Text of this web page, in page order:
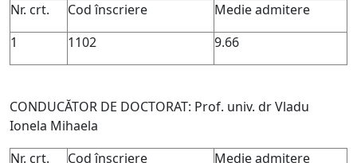
Nr. crt.
Cod înscriere
Medie admitere
1
1102 9.66
CONDUCĂTOR DE DOCTORAT: Prof. univ. dr Vladu
Ionela Mihaela
Nr. crt.
Cod înscriere
Medie admitere